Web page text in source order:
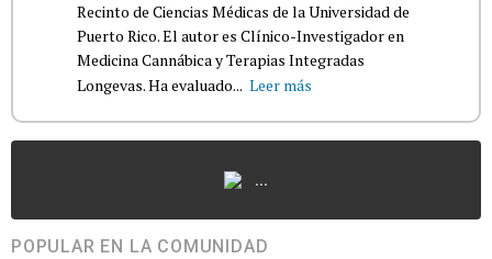
Recinto de Ciencias Médicas de la Universidad de
Puerto Rico. El autor es Clínico-Investigador en
Medicina Cannábica y Terapias Integradas
Longevas. Ha evaluado... Leer más
...
POPULAR EN LA COMUNIDAD